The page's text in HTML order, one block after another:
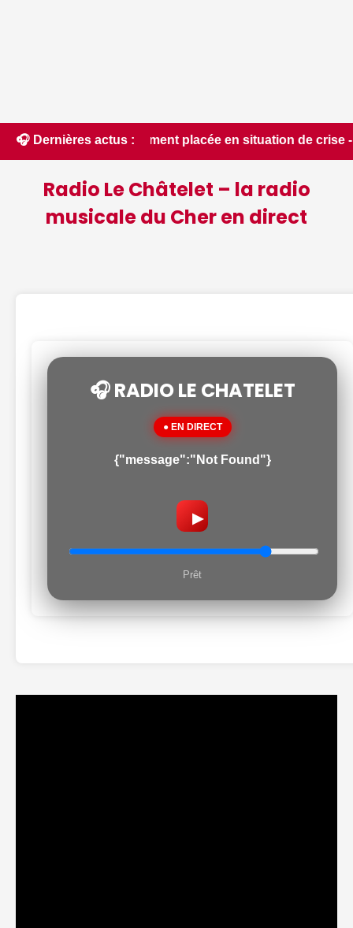
🎧 Dernières actus :placée en situation de crise - Le Berry
Radio Le Châtelet – la radio
musicale du Cher en direct
🎧 RADIO LE CHATELET
● EN DIRECT
{"message":"Not Found"}
▶
Prêt